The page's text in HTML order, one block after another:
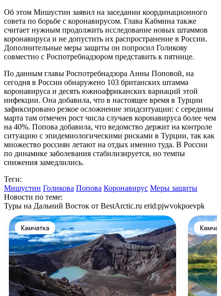
Об этом Мишустин заявил на заседании координационного
совета по борьбе с коронавирусом. Глава Кабмина также
считает нужным продолжить исследование новых штаммов
коронавируса и не допустить их распространение в России.
Дополнительные меры защиты он попросил Голикову
совместно с Роспотребнадзором представить к пятнице.
По данным главы Роспотребнадзора Анны Поповой, на
сегодня в России обнаружено 103 британских штамма
коронавируса и десять южноафриканских вариаций этой
инфекции. Она добавила, что в настоящее время в Турции
зафиксировано резкое осложнение эпидситуации: с середины
марта там отмечен рост числа случаев коронавируса более чем
на 40%. Попова добавила, что ведомство держит на контроле
ситуацию с эпидемиологическими рисками в Турции, так как
множество россиян летают на отдых именно туда. В России
по динамике заболевания стабилизируется, но темпы
снижения замедлились.
Теги:
Мишустин Голикова Попова Коронавирус Меры защиты
Новости по теме:
Туры на Дальний Восток от BestArctic.ru erid:pjwvokpoevpk